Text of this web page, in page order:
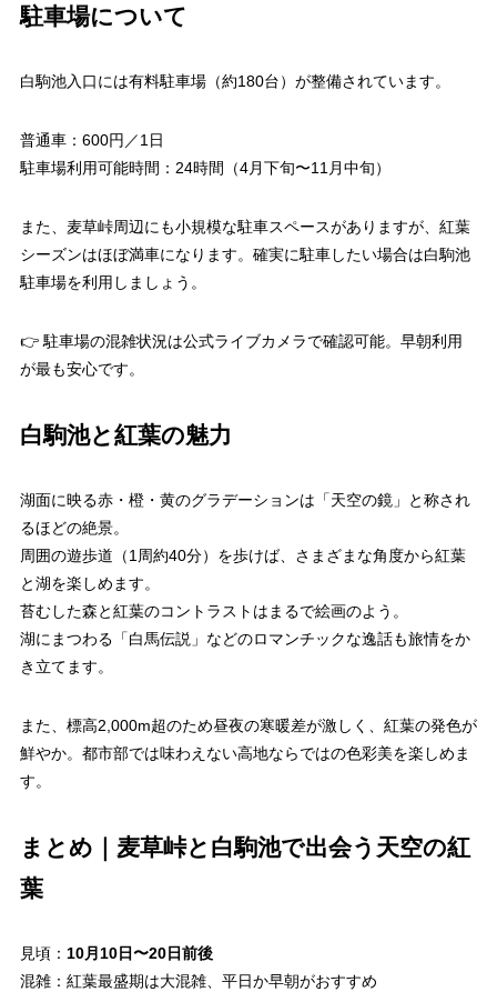
駐車場について
白駒池入口には有料駐車場（約180台）が整備されています。
普通車：600円／1日
駐車場利用可能時間：24時間（4月下旬〜11月中旬）
また、麦草峠周辺にも小規模な駐車スペースがありますが、紅葉
シーズンはほぼ満車になります。確実に駐車したい場合は白駒池
駐車場を利用しましょう。
👉 駐車場の混雑状況は公式ライブカメラで確認可能。早朝利用
が最も安心です。
白駒池と紅葉の魅力
湖面に映る赤・橙・黄のグラデーションは「天空の鏡」と称され
るほどの絶景。
周囲の遊歩道（1周約40分）を歩けば、さまざまな角度から紅葉
と湖を楽しめます。
苔むした森と紅葉のコントラストはまるで絵画のよう。
湖にまつわる「白馬伝説」などのロマンチックな逸話も旅情をか
き立てます。
また、標高2,000m超のため昼夜の寒暖差が激しく、紅葉の発色が
鮮やか。都市部では味わえない高地ならではの色彩美を楽しめま
す。
まとめ｜麦草峠と白駒池で出会う天空の紅
葉
見頃： 10月10日〜20日前後
混雑：紅葉最盛期は大混雑、平日か早朝がおすすめ